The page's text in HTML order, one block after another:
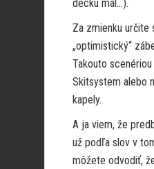
decku mal…).
Za zmienku určite
„optimistický“
Takouto
Skitsystem alebo
kapely.
A ja viem, že
už podľa slov v
môžete odvodiť,